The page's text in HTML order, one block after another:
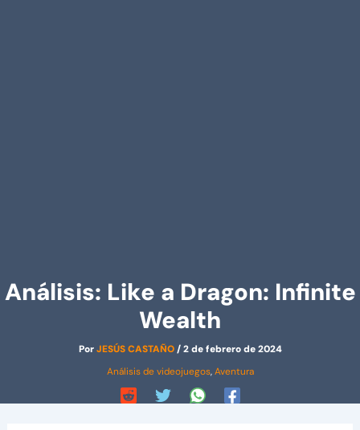
Análisis: Like a Dragon: Infinite
Wealth
PorJESÚS CASTAÑO/2 de febrero de 2024
Análisis de videojuegos,Aventura